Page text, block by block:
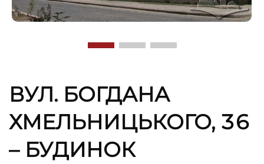
ВУЛ. БОГДАНА
ХМЕЛЬНИЦЬКОГО, 36
– БУДИНОК